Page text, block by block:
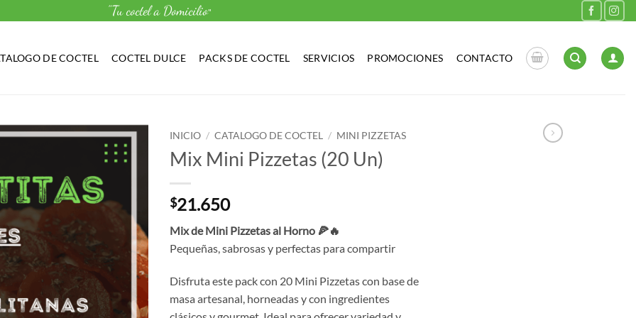
"Tu coctel a Domicilio"
DE COCTEL COCTEL DULCE PACKS DE COCTEL SERVICIOS PROMOCIONES CONTACTO
INICIO / CATALOGO DE COCTEL / MINI PIZZETAS
Mix Mini Pizzetas (20 Un)
$21.650
Mix de Mini Pizzetas al Horno 🍕🔥
Pequeñas, sabrosas y perfectas para compartir
Disfruta este pack con 20 Mini Pizzetas con base de
masa artesanal, horneadas y con ingredientes